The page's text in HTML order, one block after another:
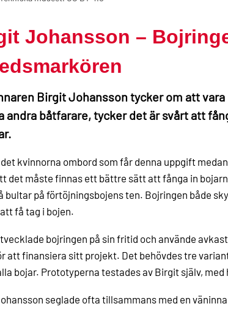
Johansson –
Birgit Johansson tycker om att
andra båtfarare, tycker det är svårt att
kvinnorna ombord som får denna uppgift
det måste finnas ett bättre sätt att fånga in
bultar på förtöjningsbojens ten. Bojringen både
få tag i bojen.
bojringen på sin fritid och använde
att finansiera sitt projekt. Det behövdes tre
bojar. Prototyperna testades av Birgit själv, med
seglade ofta tillsammans med en